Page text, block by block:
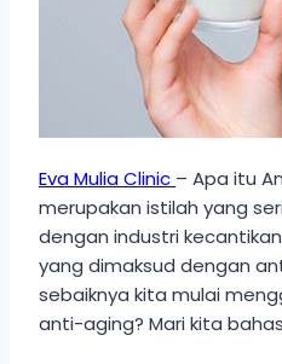
Eva Mulia Clinic – Apa itu
merupakan istilah yang
dengan industri
yang dimaksud dengan
sebaiknya kita mulai
anti-aging? Mari kita